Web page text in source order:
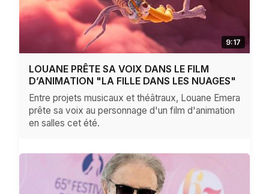
9:17
LOUANE PRÊTE SA VOIX DANS LE FILM
D’ANIMATION "LA FILLE DANS LES NUAGES"
Entre projets musicaux et théâtraux, Louane Emera
prête sa voix au personnage d'un film d'animation
en salles cet été.